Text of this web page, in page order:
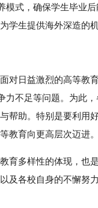
模式，确保学生毕业
学生提供海外深造的机
对日益激烈的高等教
力不足等问题。为此
帮助。特别是要利用
教育向更高层次迈进。
育多样性的体现，也
及各校自身的不懈努